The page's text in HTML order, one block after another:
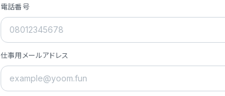
- **実績**: 国内利用社数20,000社超
- **強み**: すべての自動化技術を1プ
- **ミッション**: 「We Make Time」 –
電話番号
仕事用メールアドレス